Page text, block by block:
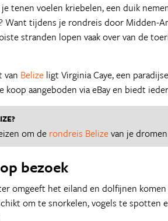
tenen voelen kriebelen, een duik
Want tijdens je rondreis door Midden-
stranden lopen vaak over van de
van Belize ligt Virginia Caye, een
aangeboden via eBay en biedt
om de rondreis Belizevan je
bezoek
omgeeft het eiland en dolfijnen
om te snorkelen, vogels te spotten